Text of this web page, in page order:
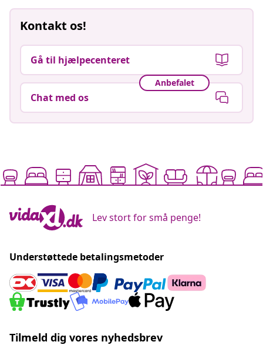
Kontakt os!
Gå til hjælpecenteret
Anbefalet
Chat med os
Lev stort for små penge!
Understøttede betalingsmetoder
Tilmeld dig vores nyhedsbrev